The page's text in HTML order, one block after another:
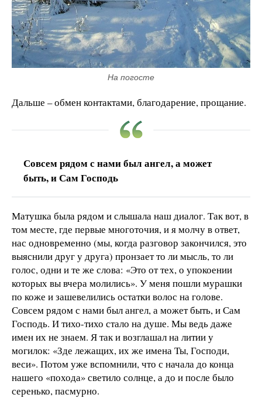
На погосте
Дальше – обмен контактами, благодарение, прощание.
Совсем рядом с нами был ангел, а может
быть, и Сам Господь
Матушка была рядом и слышала наш диалог. Так вот, в
том месте, где первые многоточия, и я молчу в ответ,
нас одновременно (мы, когда разговор закончился, это
выяснили друг у друга) пронзает то ли мысль, то ли
голос, одни и те же слова: «Это от тех, о упокоении
которых вы вчера молились». У меня пошли мурашки
по коже и зашевелились остатки волос на голове.
Совсем рядом с нами был ангел, а может быть, и Сам
Господь. И тихо-тихо стало на душе. Мы ведь даже
имен их не знаем. Я так и возглашал на литии у
могилок: «Зде лежащих, их же имена Ты, Господи,
веси». Потом уже вспомнили, что с начала до конца
нашего «похода» светило солнце, а до и после было
серенько, пасмурно.